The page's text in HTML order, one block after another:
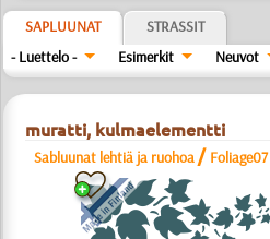
SAPLUUNAT
STRASSIT
- Luettelo -
Esimerkit Neuvot
muratti, kulmaelementti
Sabluunat lehtiä ja ruohoa / Foliage07